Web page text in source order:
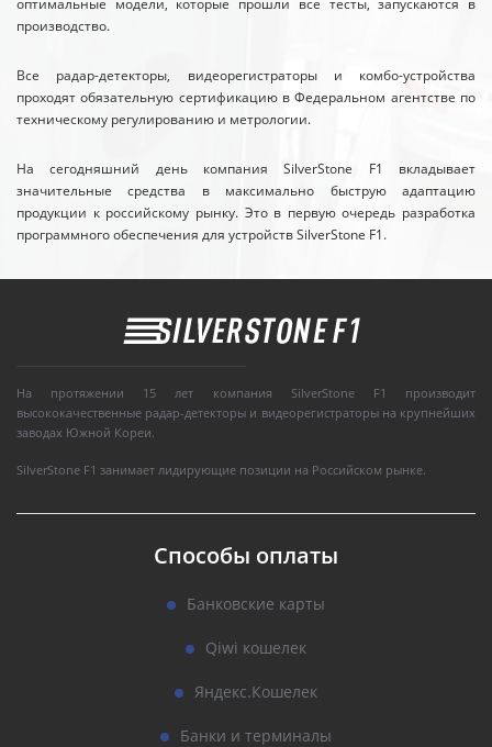
оптимальные модели, которые прошли все тесты, запускаются в
производство.
Все радар-детекторы, видеорегистраторы и комбо-устройства
проходят обязательную сертификацию в Федеральном агентстве по
техническому регулированию и метрологии.
На сегодняшний день компания SilverStone F1 вкладывает
значительные средства в максимально быструю адаптацию
продукции к российскому рынку. Это в первую очередь разработка
программного обеспечения для устройств SilverStone F1.
На протяжении 15 лет компания SilverStone F1 производит
высококачественные радар-детекторы и видеорегистраторы на крупнейших
заводах Южной Кореи.
SilverStone F1 занимает лидирующие позиции на Российском рынке.
Способы оплаты
Банковские карты
Qiwi кошелек
Яндекс.Кошелек
Банки и терминалы